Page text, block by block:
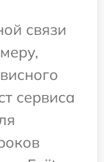
связи
сервиса